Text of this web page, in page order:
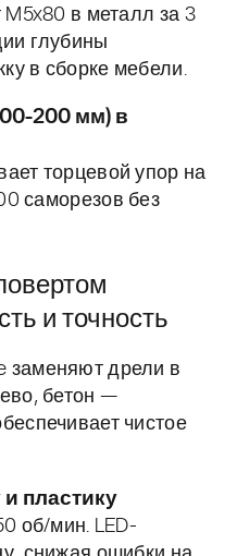
M5x80 в металл за 3
глубины
в сборке мебели.
200 мм) в
торцевой упор на
саморезов без
и точность
заменяют дрели в
бетон —
чистое
пластику
об/мин. LED-